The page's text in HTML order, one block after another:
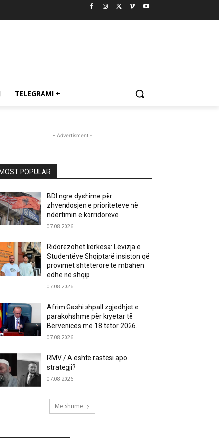
TELEGRAMI +
- Advertisment -
MOST POPULAR
BDI ngre dyshime për
zhvendosjen e prioriteteve në
ndërtimin e korridoreve
07.08.2026
Ridorëzohet kërkesa: Lëvizja e
Studentëve Shqiptarë insiston që
provimet shtetërore të mbahen
edhe në shqip
07.08.2026
Afrim Gashi shpall zgjedhjet e
parakohshme për kryetar të
Bërvenicës më 18 tetor 2026.
07.08.2026
RMV / A është rastësi apo
strategji?
07.08.2026
Më shumë